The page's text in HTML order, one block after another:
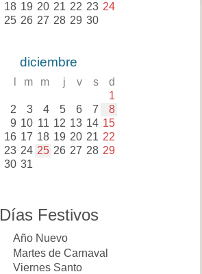
18 19 20 21 22 23 24
25 26 27 28 29 30
diciembre
m m j v s d
1
2 3 4 5 6 7 8
9 10 11 12 13 14 15
16 17 18 19 20 21 22
23 24 25 26 27 28 29
30 31
Días Festivos
Año Nuevo
Martes de Carnaval
Viernes Santo